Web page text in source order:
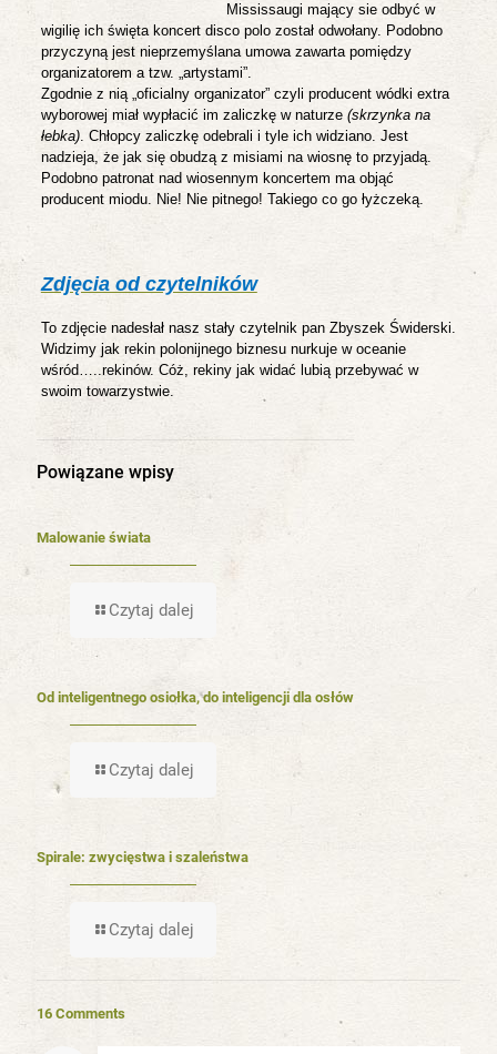
Mississaugi mający sie odbyć w
wigilię ich święta koncert disco polo został odwołany. Podobno
przyczyną jest nieprzemyślana umowa zawarta pomiędzy
organizatorem a tzw. „artystami”.
Zgodnie z nią „oficialny organizator” czyli producent wódki extra
wyborowej miał wypłacić im zaliczkę w naturze (skrzynka na
łebka). Chłopcy zaliczkę odebrali i tyle ich widziano. Jest
nadzieja, że jak się obudzą z misiami na wiosnę to przyjadą.
Podobno patronat nad wiosennym koncertem ma objąć
producent miodu. Nie! Nie pitnego! Takiego co go łyżczeką.
Zdjęcia od czytelników
To zdjęcie nadesłał nasz stały czytelnik pan Zbyszek Świderski.
Widzimy jak rekin polonijnego biznesu nurkuje w oceanie
wśród…..rekinów. Cóż, rekiny jak widać lubią przebywać w
swoim towarzystwie.
Powiązane wpisy
Malowanie świata
Czytaj dalej
Od inteligentnego osiołka, do inteligencji dla osłów
Czytaj dalej
Spirale: zwycięstwa i szaleństwa
Czytaj dalej
16 Comments